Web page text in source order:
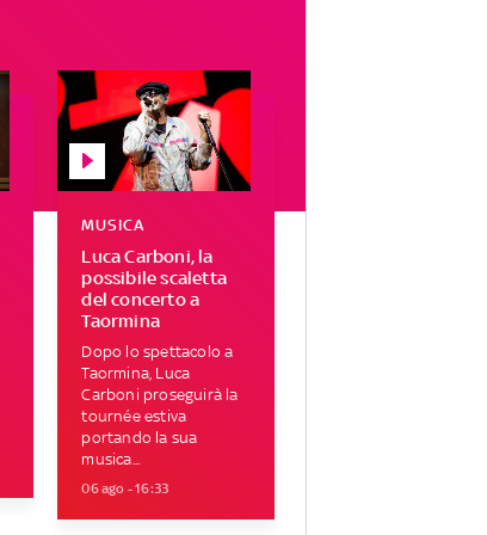
Luca Carboni, la
possibile scaletta
del concerto a
Taormina
MUSICA
Dopo lo spettacolo a
Taormina, Luca
Carboni proseguirà la
tournée estiva
portando la sua
musica...
06 ago - 16:33